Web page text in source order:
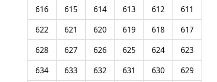
611
612
613
614
615
616
617
618
619
620
621
622
623
624
625
626
627
628
629
630
631
632
633
634